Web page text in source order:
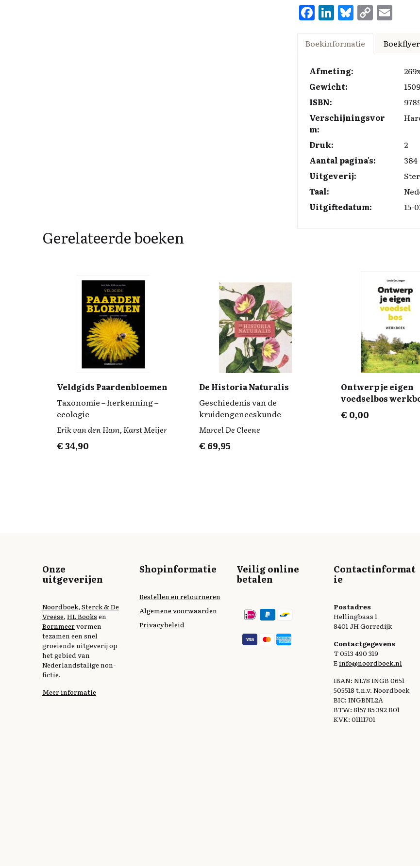
F
a
ce
o
o
k
Li
n
k
d
I
Bl
u
es
C
o
y
ai
Boekinformatie Boekflyer
Afmeting:
Gewicht:
ISBN:
Verschijningsvor
m:
Druk:
2
Aantal pagina's:
384
Uitgeverij:
Taal:
Uitgiftedatum:
15-
Gerelateerde boeken
Veldgids Paardenbloemen
Taxonomie – herkenning –
ecologie
Erik van den Ham, Karst Meijer
€34,90
De Historia Naturalis
Geschiedenis van de
kruidengeneeskunde
Marcel De Cleene
€ 69,95
Ontwerp je eigen
voedselbos
€ 0,00
Onze
uitgeverijen
Noordboek, Sterck & De
Vreese, HL Books en
Bornmeervormen
tezamen een snel
groeiende uitgeverij op
het gebied van
Nederlandstalige non-
fictie.
Meer informatie
Shopinformatie
Bestellen en retourneren
Algemene voorwaarden
Privacybeleid
Veilig online
betalen
Contactinformat
ie
Postadres
Hellingbaas 1
8401 JH Gorredijk
Contactgegevens
T 0513 490 319
E info@noordboek.nl
IBAN: NL78 INGB 0651
505518 t.n.v. Noordboek
BIC: INGBNL2A
BTW: 8157 85 392 B01
KVK: 01111701